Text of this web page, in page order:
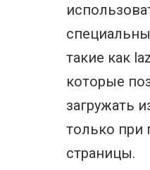
такие как
которые
загружать
только при
страницы.